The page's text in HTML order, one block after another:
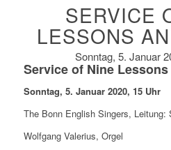
SERVICE
LESSONS
Sonntag, 5. Januar
Service of Nine
Sonntag, 5. Januar 2020, 15 Uhr
The Bonn English Singers, Leitung:
Wolfgang Valerius, Orgel